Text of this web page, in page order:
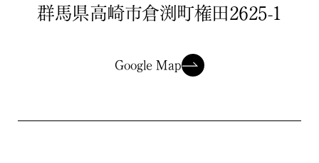
群馬県高崎市倉渕町権田2625-1
Google Map